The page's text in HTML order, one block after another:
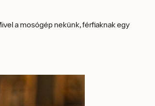
a mosógép nekünk, férfiaknak egy